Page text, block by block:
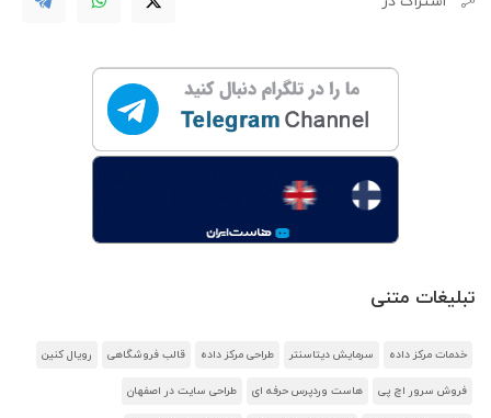
تبلیغات متنی
خدمات مرکز داده سرمایش دیتاسنتر طراحی مرکز داده قالب فروشگاهی رویال کنین
فروش سرور اچ پی هاست وردپرس حرفه ای طراحی سایت در اصفهان